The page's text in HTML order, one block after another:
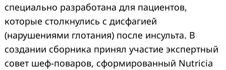
специально разработана для пациентов,
которые столкнулись с дисфагией
(нарушениями глотания) после инсульта. В
создании сборника принял участие экспертный
совет шеф-поваров, сформированный Nutricia
for: